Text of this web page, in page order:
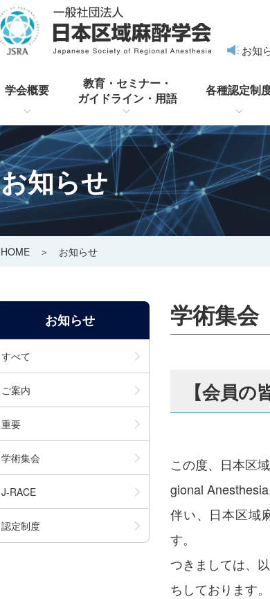
お知
学会概要
教育・セミナー・
ガイドライン・用語
各種認定制
お知らせ
HOME ＞ お知らせ
お知らせ
すべて
ご案内
重要
学術集会
J-RACE
認定制度
学術集会
【会員
この度、日本区
gional
伴い、日本区域
す。
つきましては、
ちしております。